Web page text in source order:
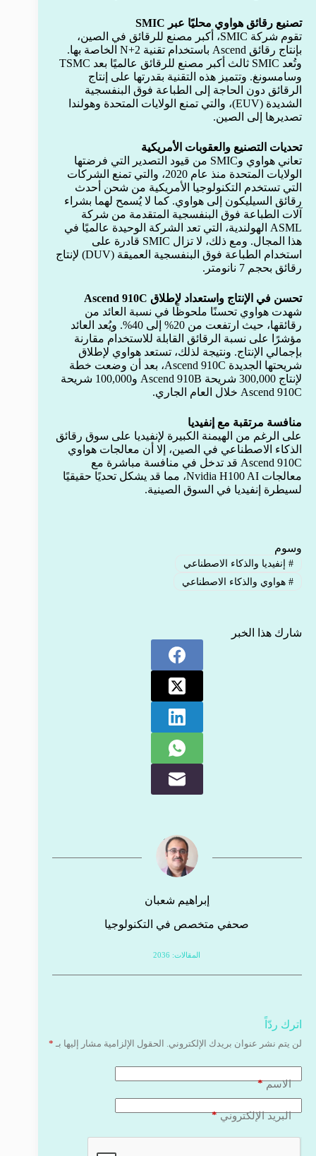
تصنيع رقائق هواوي محليًا عبر SMIC
تقوم شركة SMIC، أكبر مصنع للرقائق في الصين،
بإنتاج رقائق Ascend باستخدام تقنية N+2 الخاصة بها.
وتُعد SMIC ثالث أكبر مصنع للرقائق عالميًا بعد TSMC
وسامسونغ. وتتميز هذه التقنية بقدرتها على إنتاج
الرقائق دون الحاجة إلى الطباعة فوق البنفسجية
الشديدة (EUV)، والتي تمنع الولايات المتحدة وهولندا
تصديرها إلى الصين.
تحديات التصنيع والعقوبات الأمريكية
تعاني هواوي وSMIC من قيود التصدير التي فرضتها
الولايات المتحدة منذ عام 2020، والتي تمنع الشركات
التي تستخدم التكنولوجيا الأمريكية من شحن أحدث
رقائق السيليكون إلى هواوي. كما لا يُسمح لهما بشراء
آلات الطباعة فوق البنفسجية المتقدمة من شركة
ASML الهولندية، التي تعد الشركة الوحيدة عالميًا في
هذا المجال. ومع ذلك، لا تزال SMIC قادرة على
استخدام الطباعة فوق البنفسجية العميقة (DUV) لإنتاج
رقائق بحجم 7 نانومتر.
تحسن في الإنتاج واستعداد لإطلاق Ascend 910C
شهدت هواوي تحسنًا ملحوظًا في نسبة العائد من
رقائقها، حيث ارتفعت من 20% إلى 40%. ويُعد العائد
مؤشرًا على نسبة الرقائق القابلة للاستخدام مقارنة
بإجمالي الإنتاج. ونتيجة لذلك، تستعد هواوي لإطلاق
شريحتها الجديدة Ascend 910C، بعد أن وضعت خطة
لإنتاج 300,000 شريحة Ascend 910B و100,000 شريحة
Ascend 910C خلال العام الجاري.
منافسة مرتقبة مع إنفيديا
على الرغم من الهيمنة الكبيرة لإنفيديا على سوق رقائق
الذكاء الاصطناعي في الصين، إلا أن معالجات هواوي
Ascend 910C قد تدخل في منافسة مباشرة مع
معالجات Nvidia H100 AI، مما قد يشكل تحديًا حقيقيًا
لسيطرة إنفيديا في السوق الصينية.
وسوم
#إنفيديا والذكاء الاصطناعي
#هواوي والذكاء الاصطناعي
شارك هذا الخبر
إبراهيم شعبان
صحفي متخصص في التكنولوجيا
المقالات: 2036
اترك ردّاً
لن يتم نشر عنوان بريدك الإلكتروني. الحقول الإلزامية مشار إليها بـ *
الاسم*
البريد الإلكتروني*